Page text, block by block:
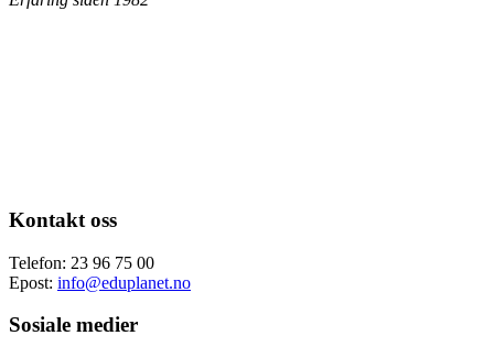
Kontakt oss
Telefon: 23 96 75 00
Epost: info@eduplanet.no
Sosiale medier